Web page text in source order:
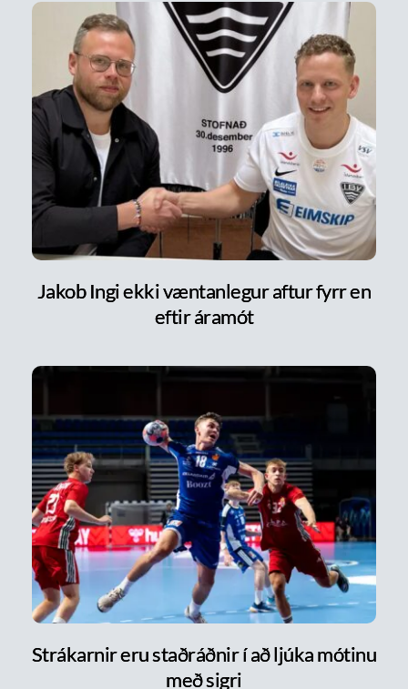
Jakob Ingi ekki væntanlegur aftur fyrr en
eftir áramót
Strákarnir eru staðráðnir í að ljúka mótinu
með sigri